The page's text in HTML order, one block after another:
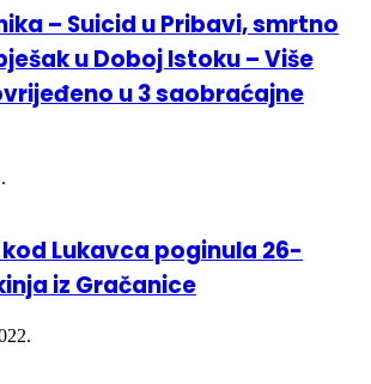
u Doboj Istoku – Više
u 3 saobraćajne
iz Gračanice